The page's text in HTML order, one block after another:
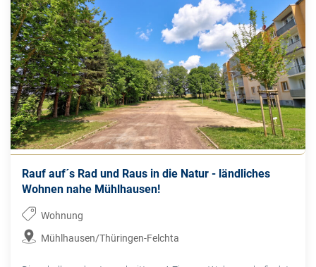
Rauf auf´s Rad und Raus in die Natur - ländliches
Wohnen nahe Mühlhausen!
Wohnung
Mühlhausen/Thüringen-Felchta